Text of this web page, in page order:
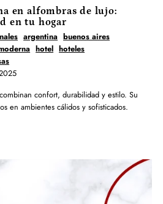
en alfombras de lujo:
en tu hogar
argentina buenos aires
hotel hoteles
confort, durabilidad y estilo. Su
en ambientes cálidos y sofisticados.